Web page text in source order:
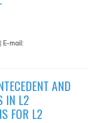
E-mail:
AND
IN L2
FOR L2